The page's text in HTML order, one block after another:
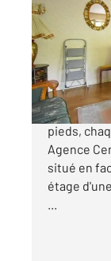
Ref : 1923
Le Parc
pieds,
Agence
situé en
étage
...